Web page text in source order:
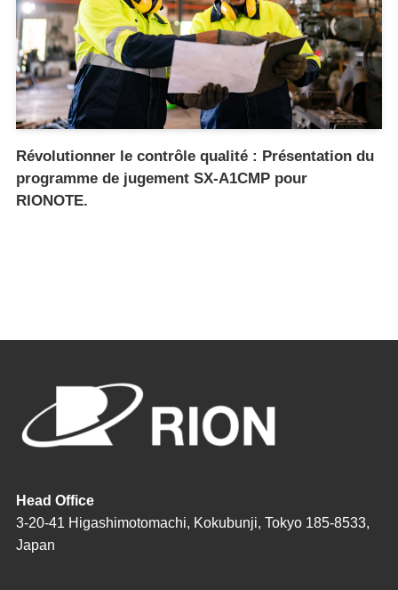
Révolutionner le contrôle qualité : Présentation du
programme de jugement SX-A1CMP pour
RIONOTE.
Head Office
3-20-41 Higashimotomachi, Kokubunji, Tokyo 185-8533,
Japan